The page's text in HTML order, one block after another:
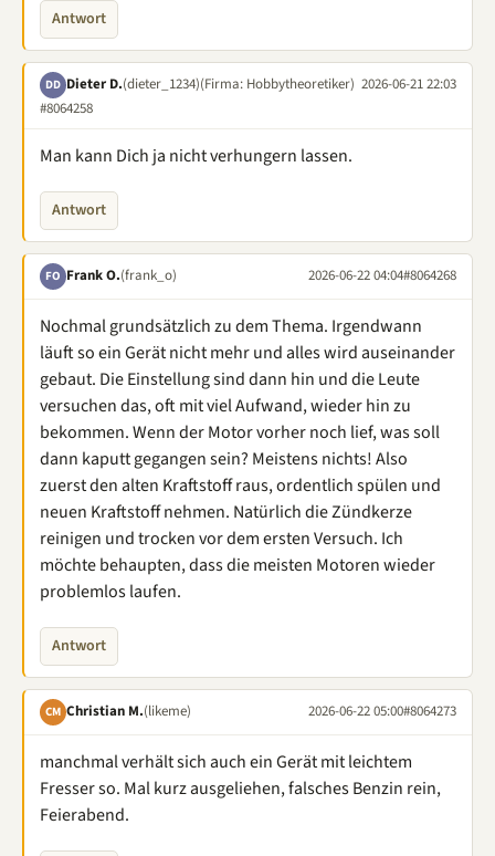
Antwort
DD Dieter D.(dieter_1234)(Firma: Hobbytheoretiker) 2026-06-21 22:03
#8064258
Man kann Dich ja nicht verhungern lassen.
Antwort
FO Frank O.(frank_o) 2026-06-22 04:04#8064268
Nochmal grundsätzlich zu dem Thema. Irgendwann
läuft so ein Gerät nicht mehr und alles wird auseinander
gebaut. Die Einstellung sind dann hin und die Leute
versuchen das, oft mit viel Aufwand, wieder hin zu
bekommen. Wenn der Motor vorher noch lief, was soll
dann kaputt gegangen sein? Meistens nichts! Also
zuerst den alten Kraftstoff raus, ordentlich spülen und
neuen Kraftstoff nehmen. Natürlich die Zündkerze
reinigen und trocken vor dem ersten Versuch. Ich
möchte behaupten, dass die meisten Motoren wieder
problemlos laufen.
Antwort
CM Christian M.(likeme) 2026-06-22 05:00#8064273
manchmal verhält sich auch ein Gerät mit leichtem
Fresser so. Mal kurz ausgeliehen, falsches Benzin rein,
Feierabend.